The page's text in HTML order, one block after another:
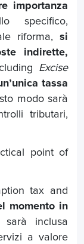
importanza
specifico,
riforma, si
indirette,
Excise
tassa
modo sarà
tributari,
point of
tax and
momento in
sarà inclusa
a valore